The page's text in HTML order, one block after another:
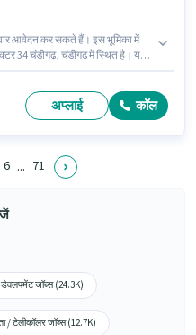
आवेदन कर सकते हैं। इस भूमिका में
34 चंडीगढ़, चंडीगढ़ में स्थित है। यह
अप्लाई कॉल
6 ... 71
जॉब्स (24.3K)
/ टेलीकॉलर जॉब्स (12.7K)